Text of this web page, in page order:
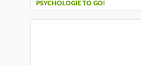
PSYCHOLOGIE TO GO!